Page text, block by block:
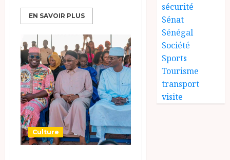
EN SAVOIR PLUS
Culture
sécurité
Sénat
Sénégal
Société
Sports
Tourisme
transport
visite